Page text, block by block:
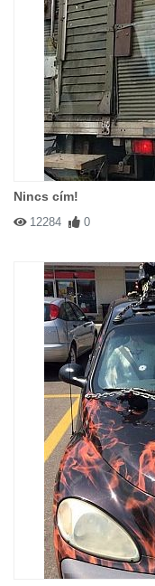
Nincs cím!
12284 0